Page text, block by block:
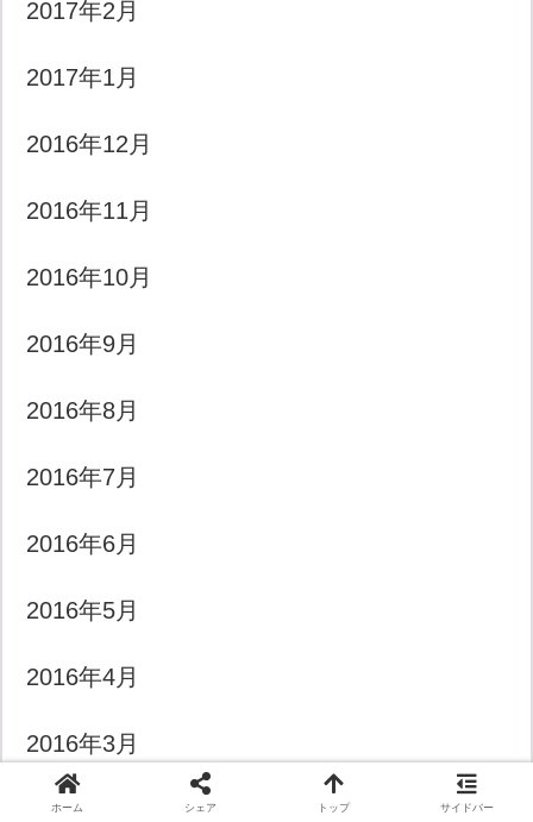
2017年2月
2017年1月
2016年12月
2016年11月
2016年10月
2016年9月
2016年8月
2016年7月
2016年6月
2016年5月
2016年4月
2016年3月
2016年2月
ホーム シェア トップ サイドバー